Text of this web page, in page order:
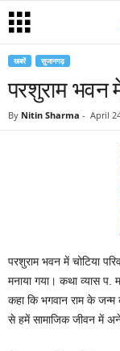
खबरें सुजानगढ़
परशुराम भवन
By Nitin Sharma - April
परशुराम भवन में चोटिया
मनाया गया। कथा व्यास
कहा कि भगवान राम के जन्म
से हमें सामाजिक जीवन में